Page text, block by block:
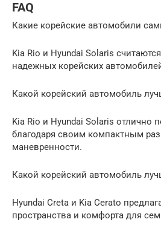
FAQ
Какие корейские автомобили
Kia Rio и Hyundai Solaris
надежных корейских
Какой корейский автомобиль
Kia Rio и Hyundai Solaris отлично
благодаря своим компактным
маневренности.
Какой корейский автомобиль
Hyundai Creta и Kia Cerato
пространства и комфорта для